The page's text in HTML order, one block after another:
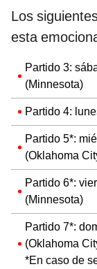
Los
esta
Partido 3:
(Minnesota)
Partido 4:
Partido 5*:
(Oklahoma
Partido 6*:
(Minnesota)
Partido 7*:
(Oklahoma
*En caso de